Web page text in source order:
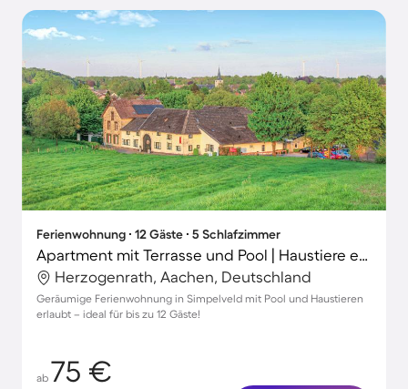
Ferienwohnung ∙ 12 Gäste ∙ 5 Schlafzimmer
Apartment mit Terrasse und Pool | Haustiere erlaubt
Herzogenrath, Aachen, Deutschland
Geräumige Ferienwohnung in Simpelveld mit Pool und Haustieren
erlaubt – ideal für bis zu 12 Gäste!
ab 75 €